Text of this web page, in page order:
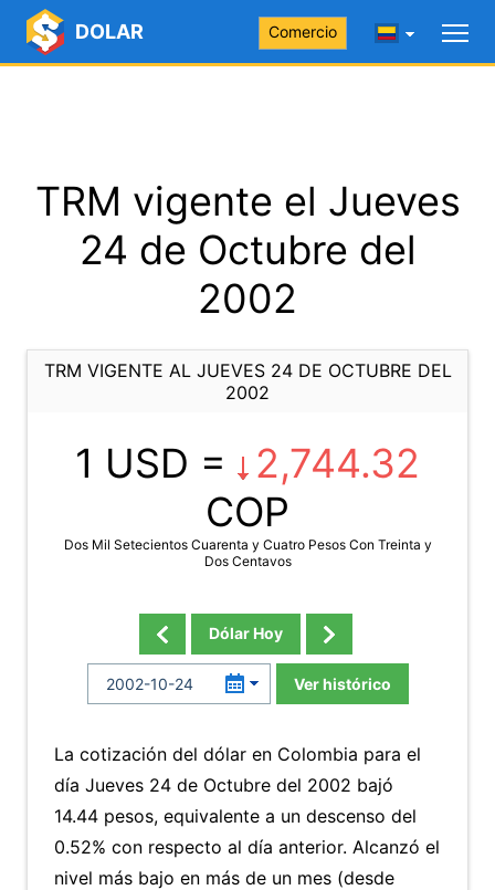
DOLAR Comercio
TRM vigente el Jueves
24 de Octubre del
2002
TRM VIGENTE AL JUEVES 24 DE OCTUBRE DEL
2002
1 USD =
2,744.32
COP
Dos Mil Setecientos Cuarenta y Cuatro Pesos Con Treinta y
Dos Centavos
Dólar Hoy
Ver histórico
La cotización del dólar en Colombia para el
día Jueves 24 de Octubre del 2002 bajó
14.44 pesos, equivalente a un descenso del
0.52% con respecto al día anterior. Alcanzó el
nivel más bajo en más de un mes (desde